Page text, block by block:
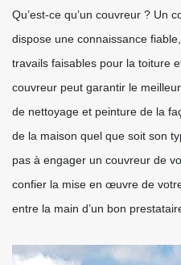
Qu’est-ce qu’un couvreur ? Un
dispose une connaissance
travails faisables pour la toiture
couvreur peut garantir le
de nettoyage et peinture de la
de la maison quel que soit son
pas à engager un couvreur de
confier la mise en œuvre de
entre la main d’un bon